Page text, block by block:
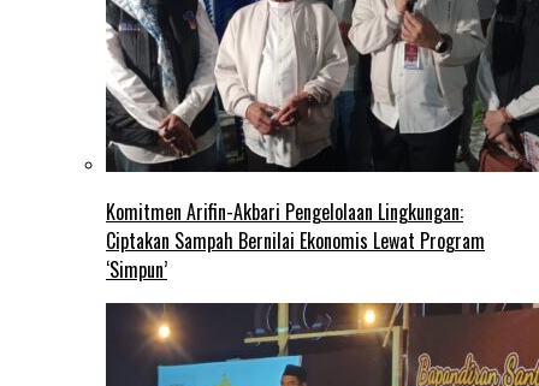
Komitmen Arifin-Akbari Pengelolaan Lingkungan:
Ciptakan Sampah Bernilai Ekonomis Lewat Program
‘Simpun’